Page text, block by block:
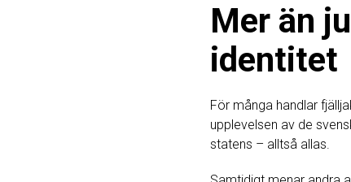
Mer än
identitet
För många handlar
upplevelsen av de
statens – alltså allas.